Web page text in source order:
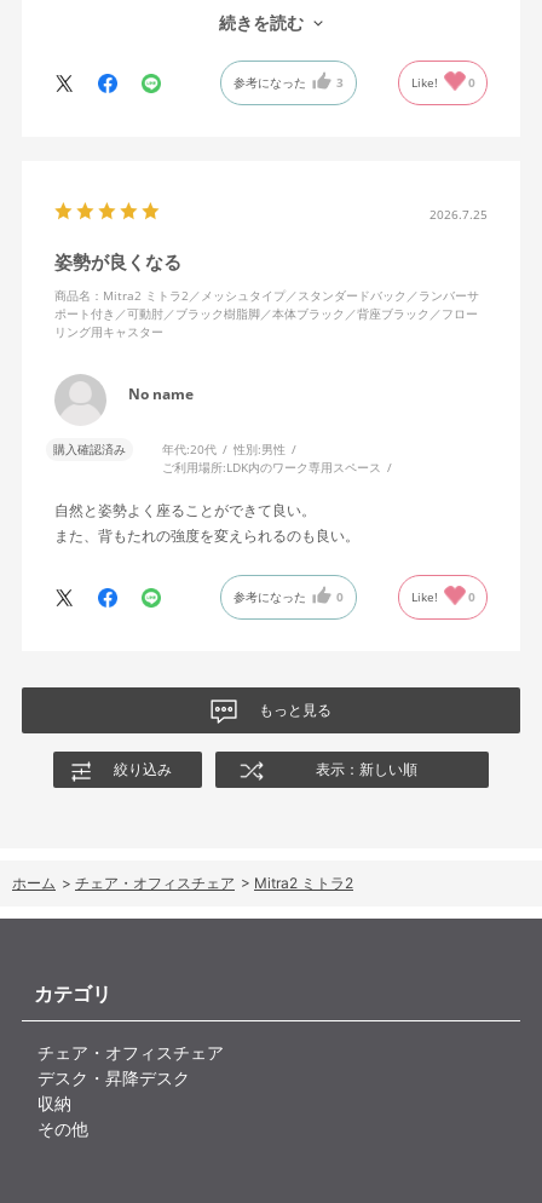
で、ストレスを感じません。
背中はメッシュ素材でハリがあり、沈み込みすぎないところが気
に入っています。色も画像通りのアッシュブルーで、部屋の差し
色になっています。
キャスターはフローリング用を選びました。とにかく動きが滑ら
思います。良い商品に巡り会えてとても嬉しいです。
続きを読む
参考になった 3 Like! 0
2026.7.25
姿勢が良くなる
商品名：Mitra2 ミトラ2／メッシュタイプ／スタンダードバック／ランバーサ
ポート付き／可動肘／ブラック樹脂脚／本体ブラック／背座ブラック／フロー
リング用キャスター
No name
購入確認済み 年代:20代 性別:男性
ご利用場所:LDK内のワーク専用スペース
自然と姿勢よく座ることができて良い。
また、背もたれの強度を変えられるのも良い。
参考になった 0 Like! 0
もっと見る
絞り込み 表示：新しい順
ホーム > チェア・オフィスチェア > Mitra2 ミトラ2
カテゴリ
チェア・オフィスチェア
デスク・昇降デスク
収納
その他